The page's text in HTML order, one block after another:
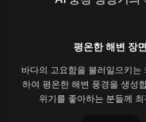
평온한 해변 장면
바다의 고요함을 불러일으키는
하여 평온한 해변 풍경을 생성
위기를 좋아하는 분들께